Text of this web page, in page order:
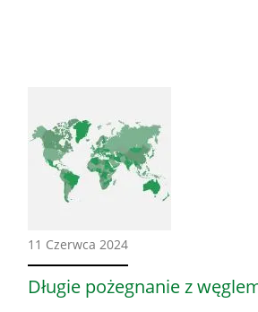
11 Czerwca 2024Ze
świata
Długie pożegnanie z